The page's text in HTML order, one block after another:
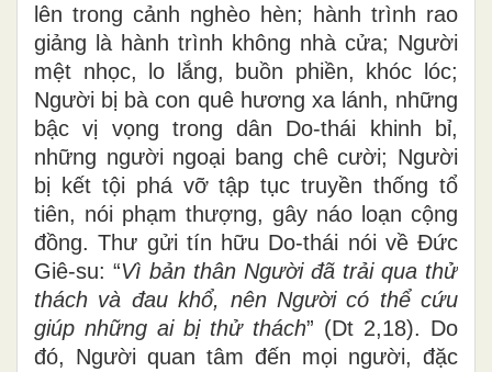
lên trong cảnh nghèo hèn; hành trình rao
giảng là hành trình không nhà cửa; Người
mệt nhọc, lo lắng, buồn phiền, khóc lóc;
Người bị bà con quê hương xa lánh, những
bậc vị vọng trong dân Do-thái khinh bỉ,
những người ngoại bang chê cười; Người
bị kết tội phá vỡ tập tục truyền thống tổ
tiên, nói phạm thượng, gây náo loạn cộng
đồng. Thư gửi tín hữu Do-thái nói về Đức
Giê-su: “Vì bản thân Người đã trải qua thử
thách và đau khổ, nên Người có thể cứu
giúp những ai bị thử thách” (Dt 2,18). Do
đó, Người quan tâm đến mọi người, đặc